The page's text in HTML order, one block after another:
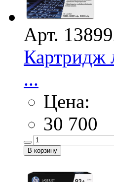
Арт.
Картридж
...
Цена:
30 700